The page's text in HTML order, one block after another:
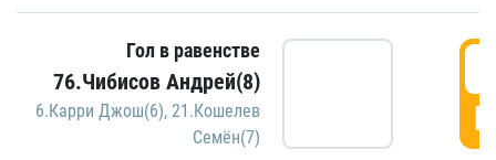
Гол в равенстве
76.Чибисов Андрей(8)
6.Карри Джош(6), 21.Кошелев
Семён(7)